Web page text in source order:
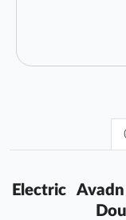
تفنگ آبپاش 550 میلی لیتری Electric Avadn